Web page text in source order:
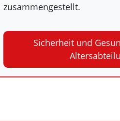
zusammengestellt.
Sicherheit und